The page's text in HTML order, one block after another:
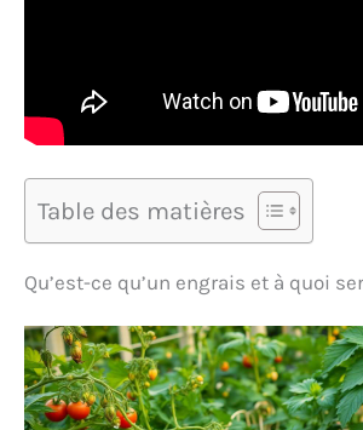
Table des matières
Qu’est-ce qu’un engrais et à quoi